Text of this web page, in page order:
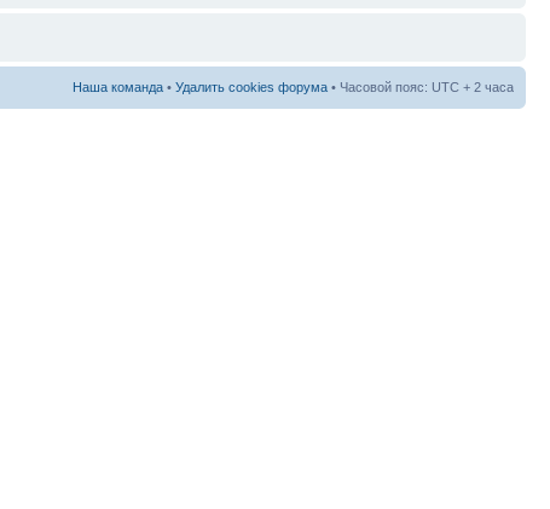
Наша команда • Удалить cookies форума • Часовой пояс: UTC + 2 часа